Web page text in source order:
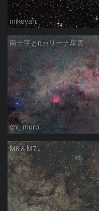
mikoyan
南十字とηカリーナ星雲
chi_muro
M6＆M7